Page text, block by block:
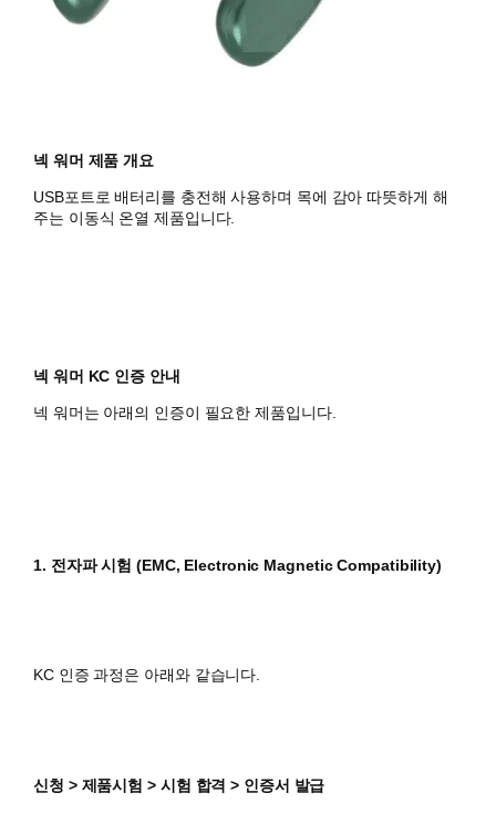
넥 워머 제품 개요
USB포트로 배터리를 충전해 사용하며 목에 감아 따뜻하게 해
주는 이동식 온열 제품입니다.
넥 워머 KC 인증 안내
넥 워머는 아래의 인증이 필요한 제품입니다.
1. 전자파 시험 (EMC, Electronic Magnetic Compatibility)
KC 인증 과정은 아래와 같습니다.
신청 > 제품시험 > 시험 합격 > 인증서 발급